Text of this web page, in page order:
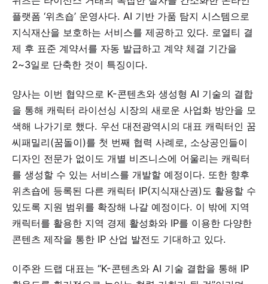
플랫폼 ‘위츠숍’ 운영사다. AI 기반 가품 탐지 시스템으로
지식재산을 보호하는 서비스를 제공하고 있다. 로열티 결
제 후 표준 계약서를 자동 발급하고 계약 체결 기간을
2~3일로 단축한 것이 특징이다.
양사는 이번 협약으로 K-콘텐츠와 생성형 AI 기술의 결합
을 통해 캐릭터 라이선싱 시장의 새로운 사업화 방안을 모
색해 나가기로 했다. 우선 대전광역시의 대표 캐릭터인 꿈
씨패밀리(꿈돌이)를 첫 번째 협력 사례로, 소상공인들이
디자인 전문가 없이도 개별 비즈니스에 어울리는 캐릭터
를 생성할 수 있는 서비스를 개발할 예정이다. 또한 향후
위츠숍에 등록된 다른 캐릭터 IP(지식재산권)도 활용할 수
있도록 지원 범위를 확장해 나갈 예정이다. 이 밖에 지역
캐릭터를 활용한 지역 경제 활성화와 IP를 이용한 다양한
콘텐츠 제작을 통한 IP 산업 발전도 기대하고 있다.
이주완 드랩 대표는 “K-콘텐츠와 AI 기술 결합을 통해 IP